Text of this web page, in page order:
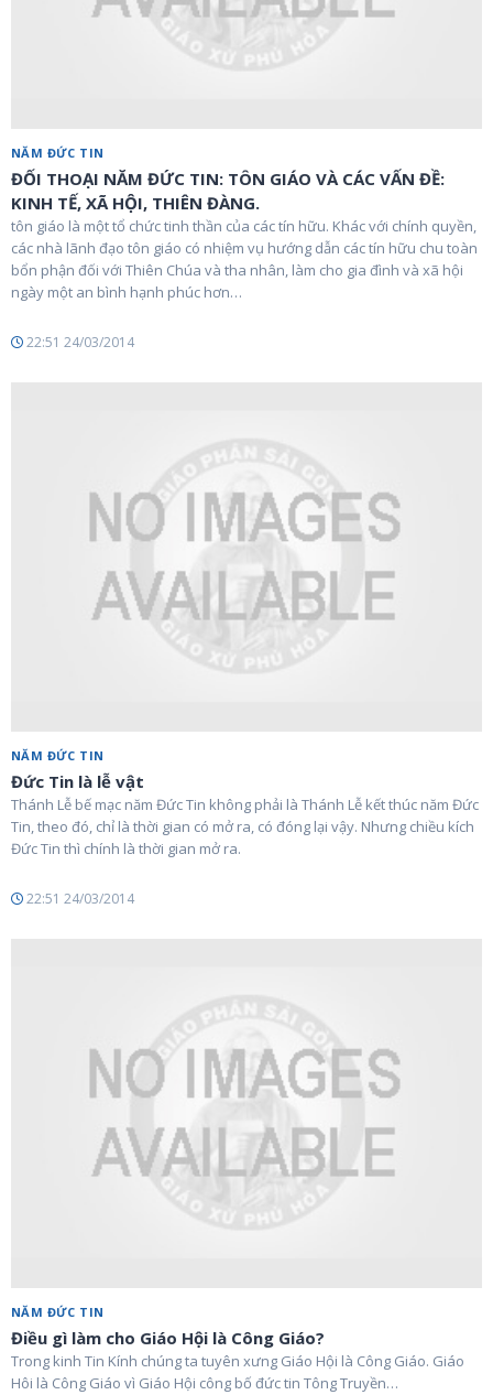
NĂM ĐỨC TIN
ĐỐI THOẠI NĂM ĐỨC TIN: TÔN GIÁO VÀ CÁC VẤN ĐỀ:
KINH TẾ, XÃ HỘI, THIÊN ĐÀNG.
tôn giáo là một tổ chức tinh thần của các tín hữu. Khác với chính quyền,
các nhà lãnh đạo tôn giáo có nhiệm vụ hướng dẫn các tín hữu chu toàn
bổn phận đối với Thiên Chúa và tha nhân, làm cho gia đình và xã hội
ngày một an bình hạnh phúc hơn…
22:51 24/03/2014
NĂM ĐỨC TIN
Đức Tin là lễ vật
Thánh Lễ bế mạc năm Đức Tin không phải là Thánh Lễ kết thúc năm Đức
Tin, theo đó, chỉ là thời gian có mở ra, có đóng lại vậy. Nhưng chiều kích
Đức Tin thì chính là thời gian mở ra.
22:51 24/03/2014
NĂM ĐỨC TIN
Điều gì làm cho Giáo Hội là Công Giáo?
Trong kinh Tin Kính chúng ta tuyên xưng Giáo Hội là Công Giáo. Giáo
Hôi là Công Giáo vì Giáo Hội công bố đức tin Tông Truyền…